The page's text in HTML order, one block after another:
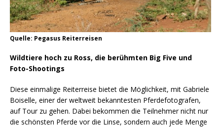
Quelle: Pegasus Reiterreisen
Wildtiere hoch zu Ross, die berühmten Big Five und
Foto-Shootings
Diese einmalige Reiterreise bietet die Möglichkeit, mit Gabriele
Boiselle, einer der weltweit bekanntesten Pferdefotografen,
auf Tour zu gehen. Dabei bekommen die Teilnehmer nicht nur
die schönsten Pferde vor die Linse, sondern auch jede Menge